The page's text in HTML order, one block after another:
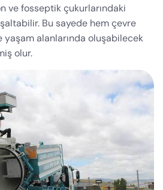
ve fosseptik çukurlarındaki
Bu sayede hem çevre
yaşam alanlarında oluşabilecek
olur.